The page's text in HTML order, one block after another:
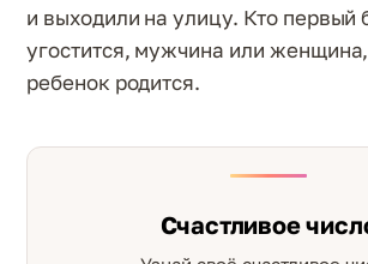
и выходили на улицу. Кто первый
угостится, мужчина или
ребенок родится.
Счастливое